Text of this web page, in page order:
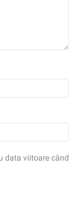
data viitoare când